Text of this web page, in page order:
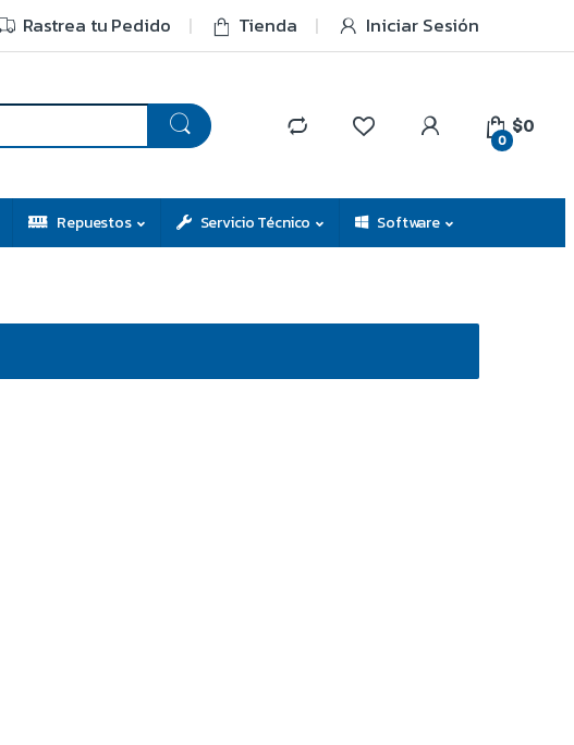
Rastrea tu Pedido Tienda Iniciar Sesión
0
$0
Repuestos Servicio Técnico Software